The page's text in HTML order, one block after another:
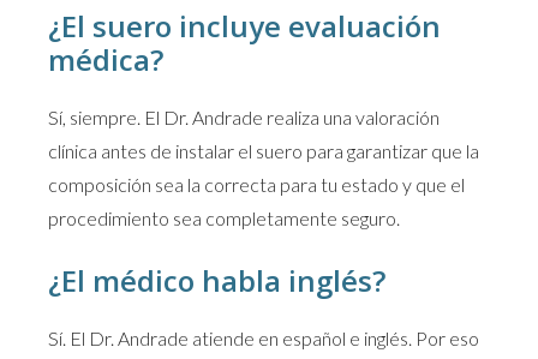
¿El suero incluye evaluación
médica?
Sí, siempre. El Dr. Andrade realiza una valoración
clínica antes de instalar el suero para garantizar que la
composición sea la correcta para tu estado y que el
procedimiento sea completamente seguro.
¿El médico habla inglés?
Sí. El Dr. Andrade atiende en español e inglés. Por eso